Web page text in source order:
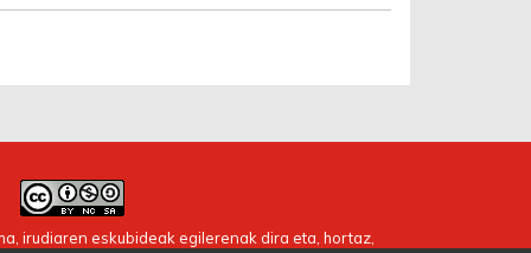
irudiaren eskubideak egilerenak dira eta, hortaz,